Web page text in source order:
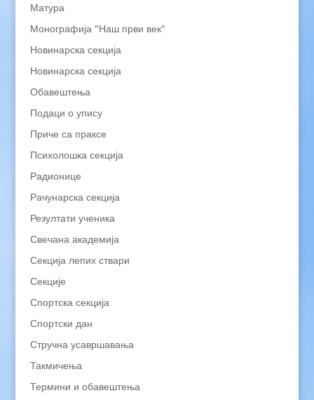
Матура
Монографија "Наш први век"
Новинарска секција
Новинарска секција
Обавештења
Подаци о упису
Приче са праксе
Психолошка секција
Радионице
Рачунарска секција
Резултати ученика
Свечана академија
Секција лепих ствари
Секције
Спортска секција
Спортски дан
Стручна усавршавања
Такмичења
Термини и обавештења